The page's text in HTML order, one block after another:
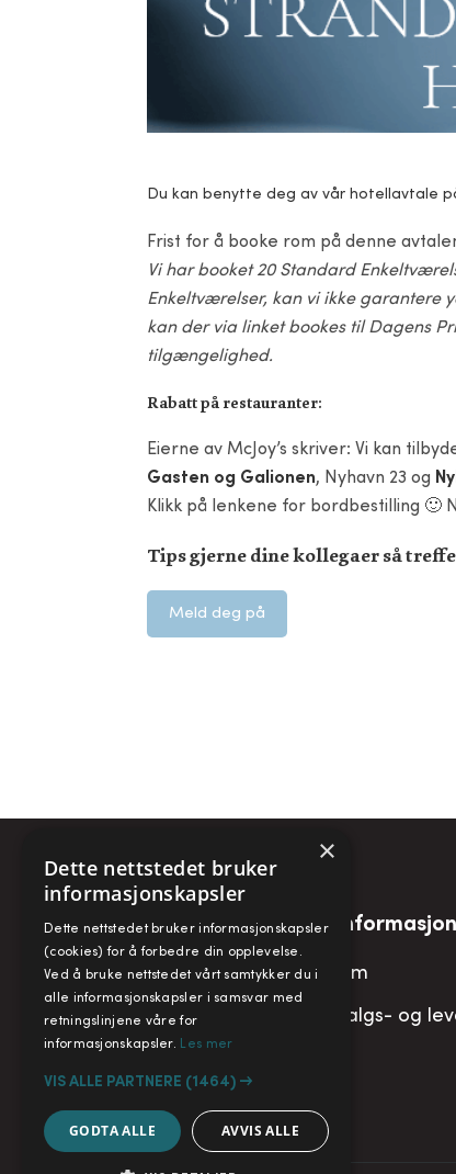
Du kan benytte deg av vår hotellavtale
Frist for å booke rom på denne
Vi har booket 20 Standard
Enkeltværelser, kan vi ikke garantere
kan der via linket bookes til Dagens
tilgængelighed.
Rabatt på restauranter:
Eierne av McJoy’s skriver: Vi kan
Gasten og Galionen, Nyhavn 23 og
Klikk på lenkene for bordbestilling 🙂
Tips gjerne dine kollegaer så
Meld deg på
Snarveier
Min konto
Handlekurv
Informasjon
Om
Salgs- og
×
Dette nettstedet bruker
informasjonskapsler
Dette nettstedet bruker informasjonskapsler
(cookies) for å forbedre din opplevelse.
Ved å bruke nettstedet vårt samtykker du i
alle informasjonskapsler i samsvar med
retningslinjene våre for
informasjonskapsler. Les mer
VIS ALLE PARTNERE (1464) →
GODTA ALLE AVVIS ALLE